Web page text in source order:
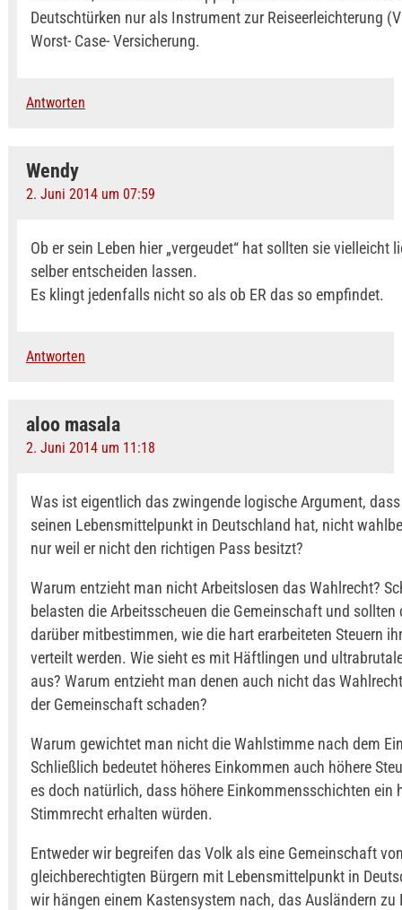
Deutschtürken nur als Instrument zur Reiseerleichterung
Worst- Case- Versicherung.
Antworten
Wendy
2. Juni 2014 um 07:59
Ob er sein Leben hier „vergeudet“ hat sollten sie vielleicht
selber entscheiden lassen.
Es klingt jedenfalls nicht so als ob ER das so empfindet.
Antworten
aloo masala
2. Juni 2014 um 11:18
Was ist eigentlich das zwingende logische Argument,
seinen Lebensmittelpunkt in Deutschland hat, nicht
nur weil er nicht den richtigen Pass besitzt?
Warum entzieht man nicht Arbeitslosen das Wahlrecht?
belasten die Arbeitsscheuen die Gemeinschaft und sollten
darüber mitbestimmen, wie die hart erarbeiteten Steuern
verteilt werden. Wie sieht es mit Häftlingen und
aus? Warum entzieht man denen auch nicht das
der Gemeinschaft schaden?
Warum gewichtet man nicht die Wahlstimme nach dem
Schließlich bedeutet höheres Einkommen auch höhere
es doch natürlich, dass höhere Einkommensschichten ein
Stimmrecht erhalten würden.
Entweder wir begreifen das Volk als eine Gemeinschaft
gleichberechtigten Bürgern mit Lebensmittelpunkt in
wir hängen einem Kastensystem nach, das Ausländern zu